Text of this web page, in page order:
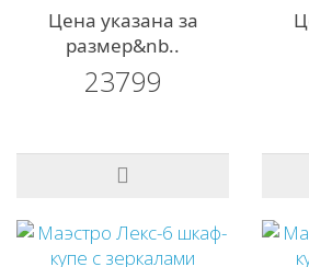
Цена указана за
размер&nb..
23799